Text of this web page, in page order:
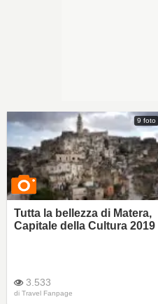
9 foto
Tutta la bellezza di Matera,
Capitale della Cultura 2019
3.533
di Travel Fanpage